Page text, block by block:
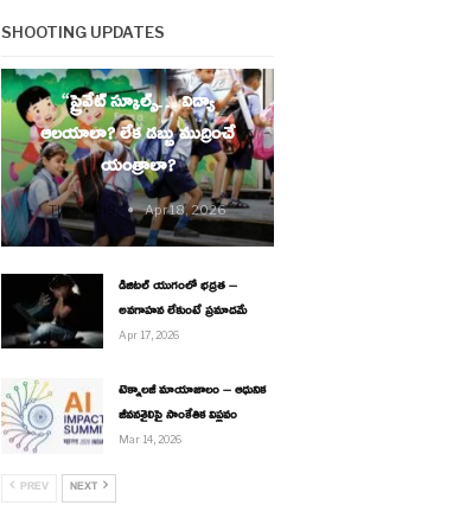
SHOOTING UPDATES
“ప్రైవేట్ స్కూల్స్… విద్యా
ఆలయాలా? లేక డబ్బు ముద్రించే
యంత్రాలా?
Thesouth9 Apr 18, 2026
డిజిటల్ యుగంలో భద్రత –
అవగాహన లేకుంటే ప్రమాదమే
Apr 17, 2026
టెక్నాలజీ మాయాజాలం – ఆధునిక
జీవనశైలిపై సాంకేతిక విప్లవం
Mar 14, 2026
PREV NEXT